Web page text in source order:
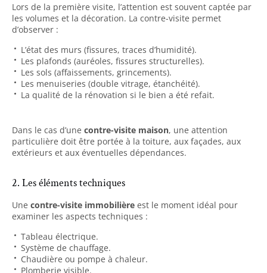
Lors de la première visite, l’attention est souvent captée par
les volumes et la décoration. La contre-visite permet
d’observer :
L’état des murs (fissures, traces d’humidité).
Les plafonds (auréoles, fissures structurelles).
Les sols (affaissements, grincements).
Les menuiseries (double vitrage, étanchéité).
La qualité de la rénovation si le bien a été refait.
Dans le cas d’une contre-visite maison, une attention
particulière doit être portée à la toiture, aux façades, aux
extérieurs et aux éventuelles dépendances.
2. Les éléments techniques
Une contre-visite immobilière est le moment idéal pour
examiner les aspects techniques :
Tableau électrique.
Système de chauffage.
Chaudière ou pompe à chaleur.
Plomberie visible.